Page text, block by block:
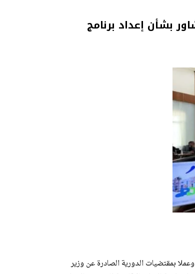
بشأن إعداد برنامج
بمقتضيات الدورية الصادرة عن وزير